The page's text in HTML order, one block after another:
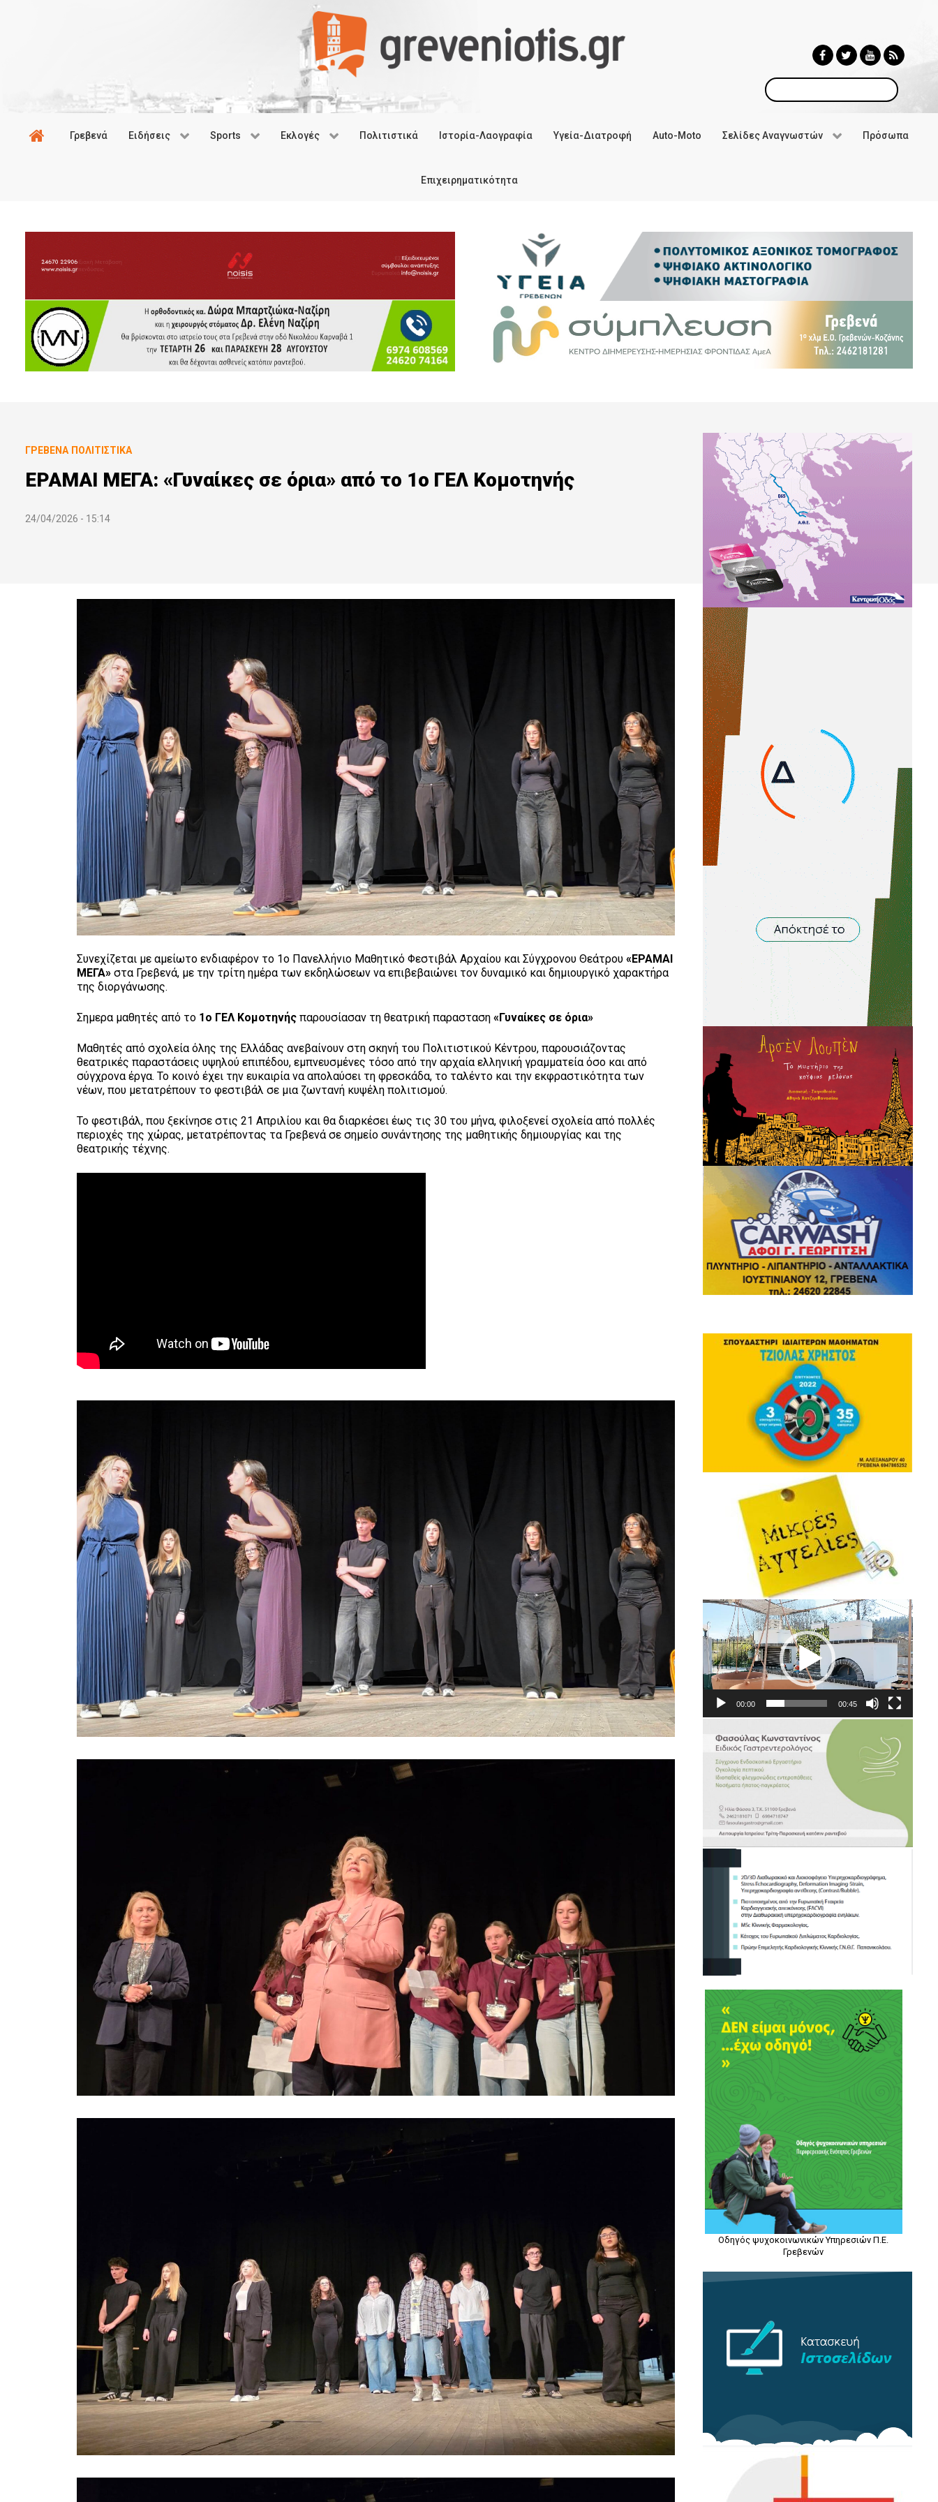
Αναζήτηση
Γρεβενά Ειδήσεις Sports Εκλογές Πολιτιστικά Ιστορία-Λαογραφία Υγεία-Διατροφή Auto-Moto Σελίδες Αναγνωστών Πρόσωπα
Επιχειρηματικότητα
ΓΡΕΒΕΝΆ ΠΟΛΙΤΙΣΤΙΚΆ
ΕΡΑΜΑΙ ΜΕΓΑ: «Γυναίκες σε όρια» από το 1ο ΓΕΛ Κομοτηνής
24/04/2026 - 15:14
Συνεχίζεται με αμείωτο ενδιαφέρον το 1ο Πανελλήνιο Μαθητικό Φεστιβάλ Αρχαίου και Σύγχρονου Θεάτρου«ΕΡΑΜΑΙ
ΜΕΓΑ» στα Γρεβενά, με την τρίτη ημέρα των εκδηλώσεων να επιβεβαιώνει τον δυναμικό και δημιουργικό χαρακτήρα
της διοργάνωσης.
Σημερα μαθητές από το 1ο ΓΕΛ Κομοτηνής παρουσίασαν τη θεατρική παρασταση«Γυναίκες σε όρια»
Μαθητές από σχολεία όλης της Ελλάδας ανεβαίνουν στη σκηνή του Πολιτιστικού Κέντρου, παρουσιάζοντας
θεατρικές παραστάσεις υψηλού επιπέδου, εμπνευσμένες τόσο από την αρχαία ελληνική γραμματεία όσο και από
σύγχρονα έργα. Το κοινό έχει την ευκαιρία να απολαύσει τη φρεσκάδα, το ταλέντο και την εκφραστικότητα των
νέων, που μετατρέπουν το φεστιβάλ σε μια ζωντανή κυψέλη πολιτισμού.
Το φεστιβάλ, που ξεκίνησε στις 21 Απριλίου και θα διαρκέσει έως τις 30 του μήνα, φιλοξενεί σχολεία από πολλές
περιοχές της χώρας, μετατρέποντας τα Γρεβενά σε σημείο συνάντησης της μαθητικής δημιουργίας και της
θεατρικής τέχνης.
Πρόγραμμα
Αναπαραγωγής
Βίντεο
00:00 00:45
Οδηγός ψυχοκοινωνικών Υπηρεσιών Π.Ε.
Γρεβενών